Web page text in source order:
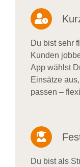
Du bist sehr
Kunden
App wählst
Einsätze
passen –
Du bist als